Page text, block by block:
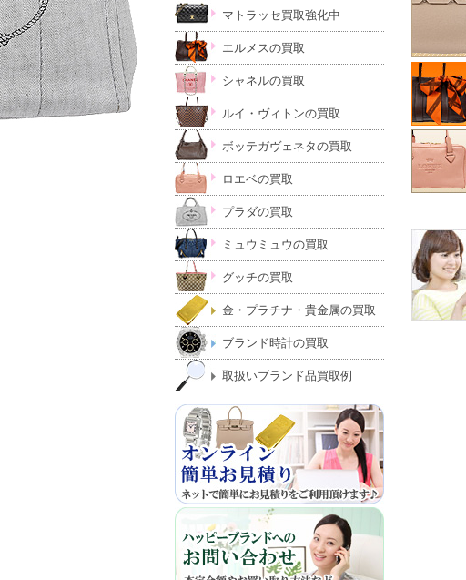
マトラッセ買取強化中
エルメスの買取
シャネルの買取
ルイ・ヴィトンの買取
ボッテガヴェネタの買取
ロエベの買取
プラダの買取
ミュウミュウの買取
グッチの買取
金・プラチナ・貴金属の買取
ブランド時計の買取
取扱いブランド品買取例